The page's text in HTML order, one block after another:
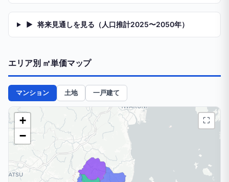
▶ 将来見通しを見る（人口推計2025〜2050年）
エリア別 ㎡単価マップ
マンション 土地 一戸建て
+
−
⛶